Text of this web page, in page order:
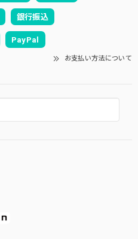
銀行振込
PayPal
お支払い方法について